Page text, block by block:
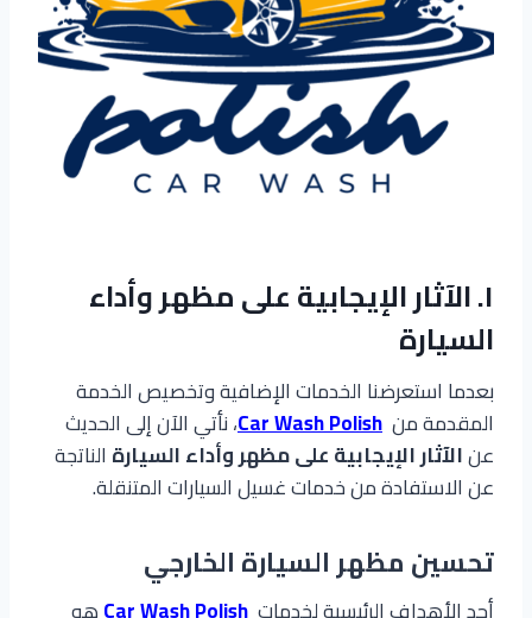
١. الآثار الإيجابية على مظهر وأداء
السيارة
بعدما استعرضنا الخدمات الإضافية وتخصيص الخدمة
المقدمة من Car Wash Polish، نأتي الآن إلى الحديث
عنالآثار الإيجابية على مظهر وأداء السيارة الناتجة
عن الاستفادة من خدمات غسيل السيارات المتنقلة.
تحسين مظهر السيارة الخارجي
أحد الأهداف الرئيسية لخدمات Car Wash Polishهو